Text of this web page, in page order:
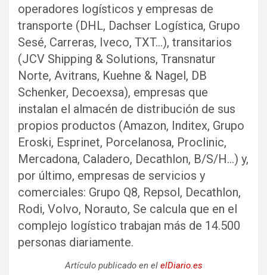
operadores logísticos y empresas de
transporte (DHL, Dachser Logística, Grupo
Sesé, Carreras, Iveco, TXT…), transitarios
(JCV Shipping & Solutions, Transnatur
Norte, Avitrans, Kuehne & Nagel, DB
Schenker, Decoexsa), empresas que
instalan el almacén de distribución de sus
propios productos (Amazon, Inditex, Grupo
Eroski, Esprinet, Porcelanosa, Proclinic,
Mercadona, Caladero, Decathlon, B/S/H…) y,
por último, empresas de servicios y
comerciales: Grupo Q8, Repsol, Decathlon,
Rodi, Volvo, Norauto, Se calcula que en el
complejo logístico trabajan más de 14.500
personas diariamente.
Artículo publicado en el elDiario.es